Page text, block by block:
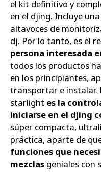
el kit definitivo y
en el djing. Incluye
altavoces de
dj. Por lo tanto, es el
persona interesada
todos los productos
en los principiantes,
transportar e instalar.
starlight es la
iniciarse en el djing
súper compacta,
práctica, aparte de
funciones que
mezclas geniales con